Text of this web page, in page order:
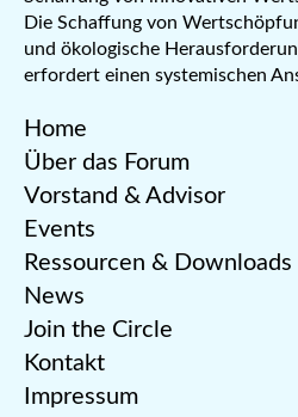
Die Schaffung von
und ökologische
erfordert einen systemischen
Home
Über das Forum
Vorstand & Advisor
Events
Ressourcen & Downloads
News
Join the Circle
Kontakt
Impressum